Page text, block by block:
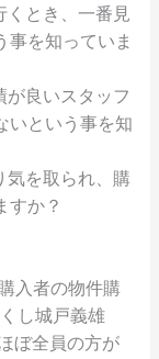
とき、一番見
事を知っていま
良いスタッフ
いという事を知
気を取られ、購
すか？
入者の物件購
し城戸義雄
ぼ全員の方が